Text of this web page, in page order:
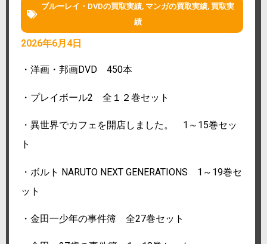
ブルーレイ・DVDの買取実績, マンガの買取実績, 買取実
績
2026年6月4日
・洋画・邦画DVD 450本
・プレイボール2 全１２巻セット
・異世界でカフェを開店しました。 1～15巻セッ
ト
・ボルト NARUTO NEXT GENERATIONS 1～19巻セ
ット
・金田一少年の事件簿 全27巻セット